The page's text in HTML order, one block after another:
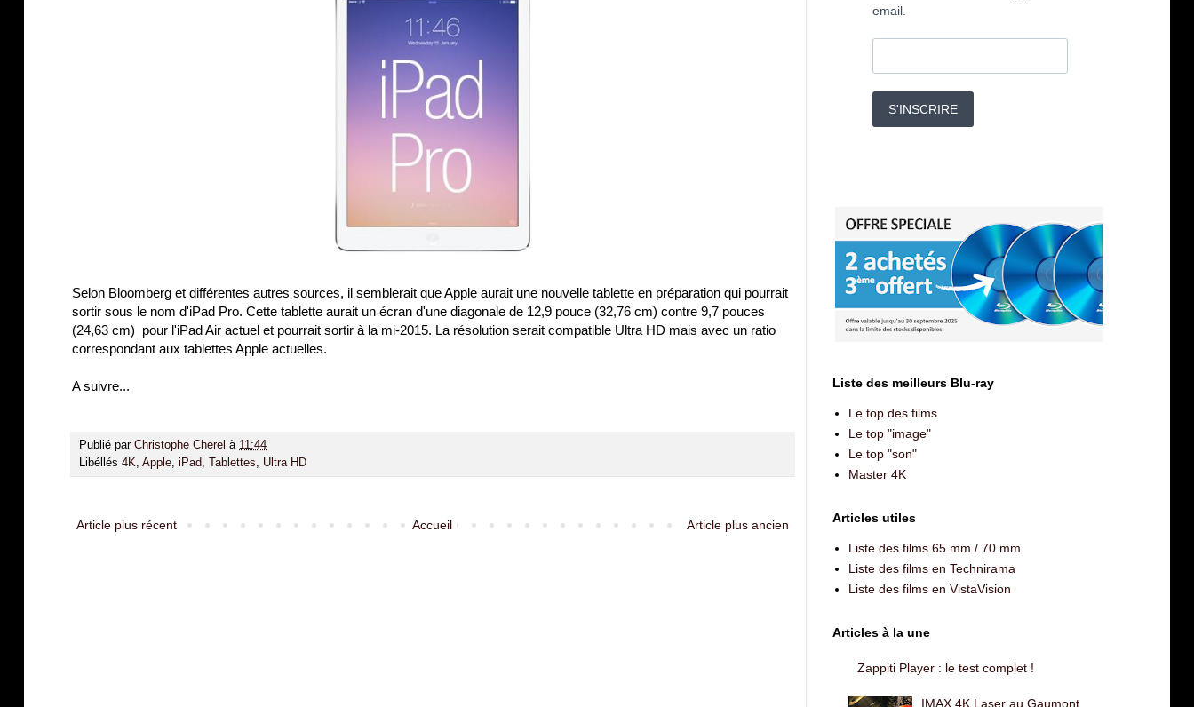
Selon Bloomberg et différentes autres sources, il semblerait que Apple aurait une nouvelle tablette en préparation qui pourrait
sortir sous le nom d'iPad Pro. Cette tablette aurait un écran d'une diagonale de 12,9 pouce (32,76 cm) contre 9,7 pouces
(24,63 cm) pour l'iPad Air actuel et pourrait sortir à la mi-2015. La résolution serait compatible Ultra HD mais avec un ratio
correspondant aux tablettes Apple actuelles.
A suivre...
Publié par Christophe Cherel à 11:44
Libéllés 4K, Apple, iPad, Tablettes, Ultra HD
Article plus récent Article plus ancien
Accueil
email.
S'INSCRIRE
Liste des meilleurs Blu-ray
Le top des films
Le top "image"
Le top "son"
Master 4K
Articles utiles
Liste des films 65 mm / 70 mm
Liste des films en Technirama
Liste des films en VistaVision
Articles à la une
Zappiti Player : le test complet !
IMAX 4K Laser au Gaumont